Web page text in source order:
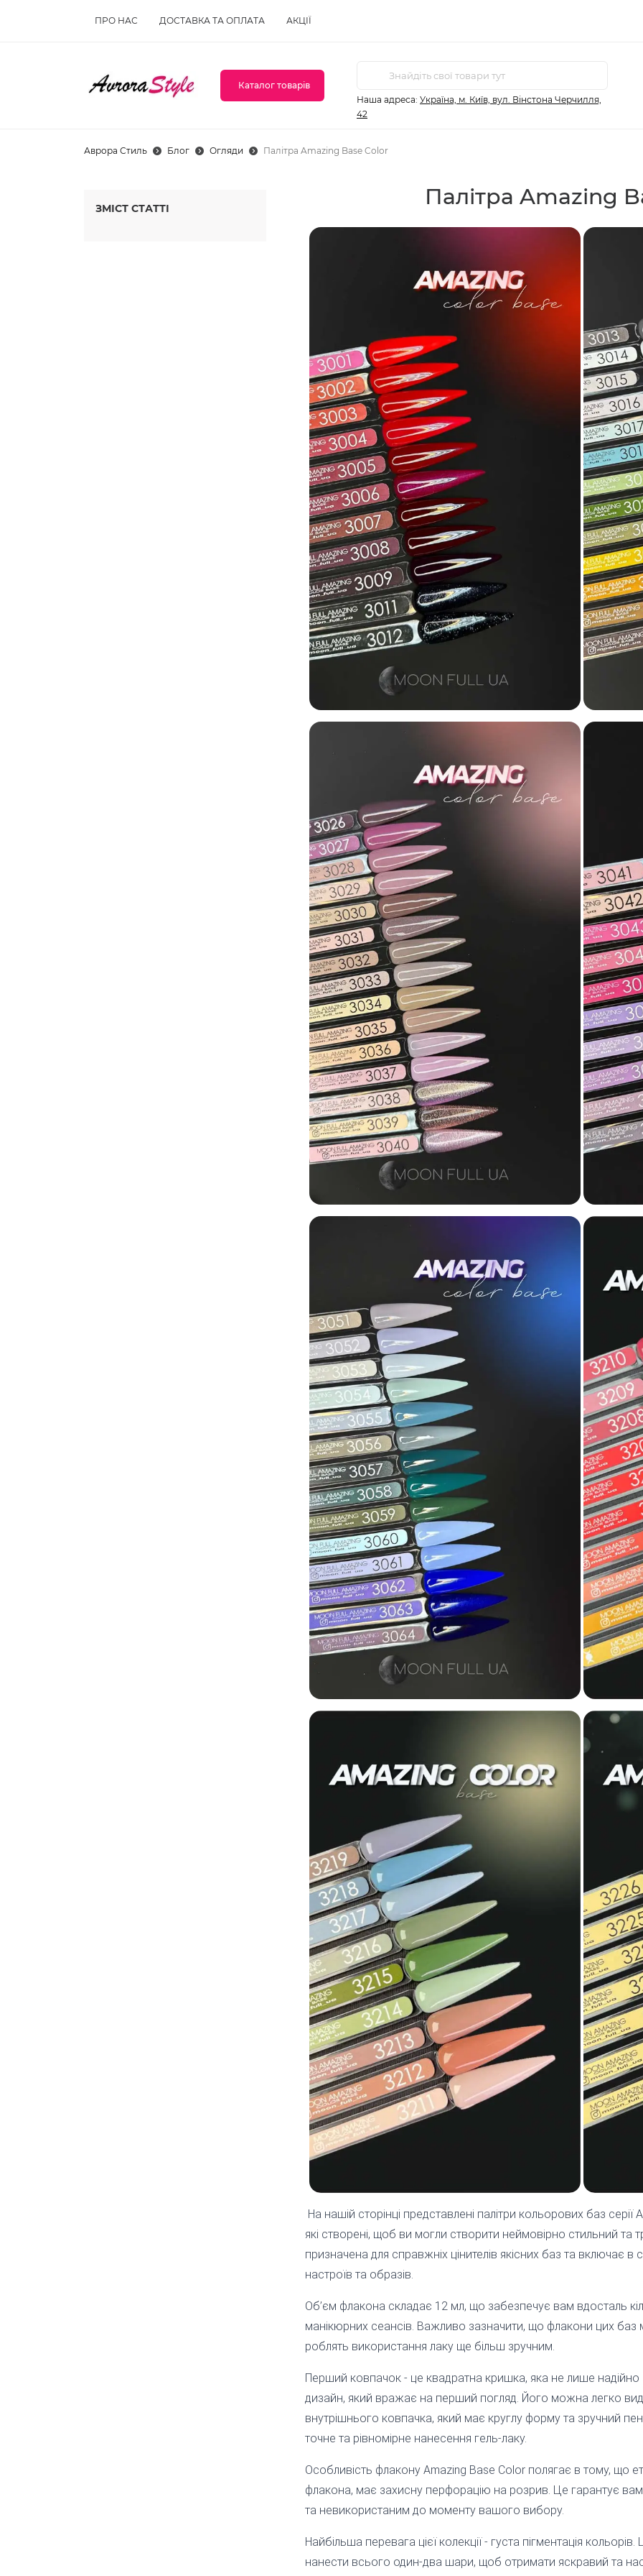
ПРО НАС ДОСТАВКА ТА ОПЛАТА АКЦІЇ
Каталог товарів
Наша адреса: Україна, м. Київ, вул. Вінстона Черчилля,
42
Аврора Стиль Блог Огляди Палітра Amazing Base Color
ЗМІСТ СТАТТІ Палітра Amazing
На нашій сторінці представлені палітри кольорових баз
які створені, щоб ви могли створити неймовірно стильний та
призначена для справжніх цінителів якісних баз та включає в
настроїв та образів.
Об’єм флакона складає 12 мл, що забезпечує вам вдосталь
манікюрних сеансів. Важливо зазначити, що флакони цих баз
роблять використання лаку ще більш зручним.
Перший ковпачок - це квадратна кришка, яка не лише
дизайн, який вражає на перший погляд. Його можна легко
внутрішнього ковпачка, який має круглу форму та зручний
точне та рівномірне нанесення гель-лаку.
Особливість флакону Amazing Base Color полягає в тому, що
флакона, має захисну перфорацію на розрив. Це гарантує
та невикористаним до моменту вашого вибору.
Найбільша перевага цієї колекції - густа пігментація
нанести всього один-два шари, щоб отримати яскравий та